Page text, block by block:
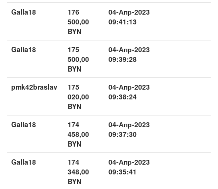
Galla18
176
500,00
BYN
04-Апр-2023
09:41:13
Galla18
175
500,00
BYN
04-Апр-2023
09:39:28
pmk42braslav
175
020,00
BYN
04-Апр-2023
09:38:24
Galla18
174
458,00
BYN
04-Апр-2023
09:37:30
Galla18
174
348,00
BYN
04-Апр-2023
09:35:41